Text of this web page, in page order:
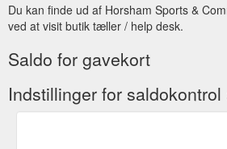
Du kan finde ud af Horsham Sports &
ved at visit butik tæller / help desk.
Saldo for gavekort
Indstillinger for